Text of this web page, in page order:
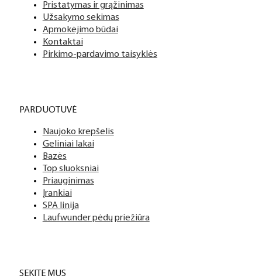
Pristatymas ir grąžinimas
Užsakymo sekimas
Apmokėjimo būdai
Kontaktai
Pirkimo-pardavimo taisyklės
PARDUOTUVĖ
Naujoko krepšelis
Geliniai lakai
Bazės
Top sluoksniai
Priauginimas
Įrankiai
SPA linija
Laufwunder pėdų priežiūra
SEKITE MUS